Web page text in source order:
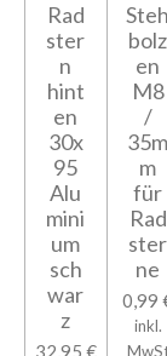
Rad
ster
n
hint
en
30x
95
Alu
mini
um
sch
war
z
Steh
bolz
en
M8
/
35m
m
für
Rad
ster
ne
0,99
inkl.